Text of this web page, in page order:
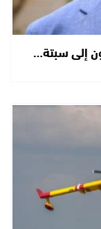
إلى سبتة…